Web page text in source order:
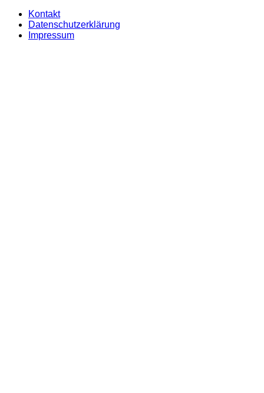
Kontakt
Datenschutzerklärung
Impressum